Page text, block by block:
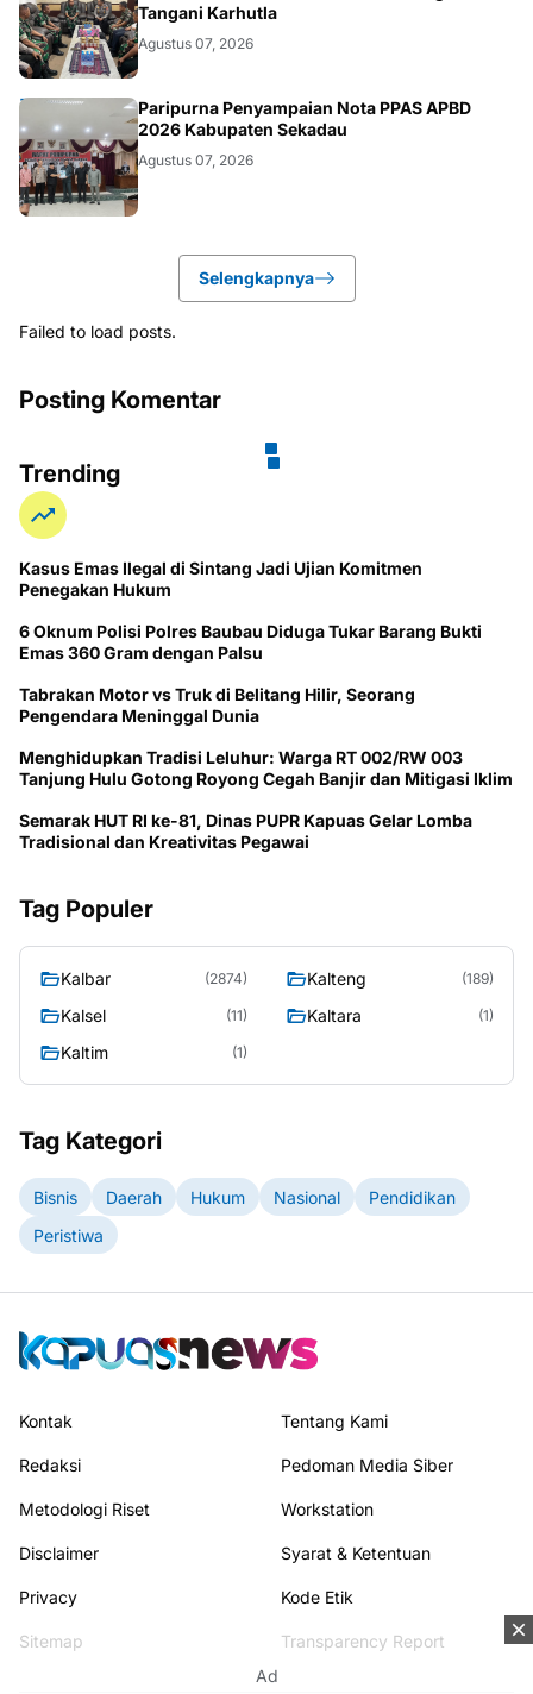
Tangani Karhutla
Agustus 07, 2026
DAERAH
Paripurna Penyampaian Nota PPAS APBD
2026 Kabupaten Sekadau
Agustus 07, 2026
Selengkapnya
Failed to load posts.
Posting Komentar
Trending
Kasus Emas Ilegal di Sintang Jadi Ujian Komitmen
Penegakan Hukum
6 Oknum Polisi Polres Baubau Diduga Tukar Barang Bukti
Emas 360 Gram dengan Palsu
Tabrakan Motor vs Truk di Belitang Hilir, Seorang
Pengendara Meninggal Dunia
Menghidupkan Tradisi Leluhur: Warga RT 002/RW 003
Tanjung Hulu Gotong Royong Cegah Banjir dan Mitigasi Iklim
Semarak HUT RI ke-81, Dinas PUPR Kapuas Gelar Lomba
Tradisional dan Kreativitas Pegawai
Tag Populer
Kalbar (2874) Kalteng (189)
Kalsel (11) Kaltara (1)
Kaltim (1)
Tag Kategori
Bisnis Daerah Hukum Nasional
Pendidikan
Peristiwa
Ad
Kontak Tentang Kami
Redaksi Pedoman Media Siber
Metodologi Riset Workstation
Disclaimer Syarat & Ketentuan
Privacy Kode Etik
Sitemap Transparency Report